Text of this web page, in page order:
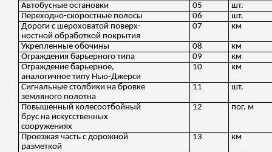
Автобусные остановки 05
шт.
Переходно-скоростные полосы
06
шт.
Дороги с шероховатой поверх-
ностной обработкой покрытия
07 км
Укрепленные обочины 08
км
Ограждения барьерного типа
09
км
Ограждение барьерное,
аналогичное типу Нью-Джерси
10 км
Сигнальные столбики на бровке
земляного полотна
11 шт.
Повышенный колесоотбойный
брус на искусственных
сооружениях
12 пог. м
Проезжая часть с дорожной
разметкой
13 км